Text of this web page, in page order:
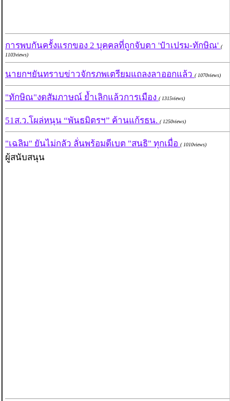
การพบกันครั้งแรกของ 2 บุคคลที่ถูกจับตา 'ป๋าเปรม-ทักษิณ' (
1103views)
นายกฯยันทราบข่าวจักรภพเตรียมแถลงลาออกแล้ว ( 1070views)
"ทักษิณ"งดสัมภาษณ์ ย้ำเลิกแล้วการเมือง ( 1315views)
51ส.ว.โผล่หนุน “พันธมิตรฯ” ค้านแก้รธน. ( 1250views)
"เฉลิม" ยันไม่กลัว ลั่นพร้อมดีเบต "สนธิ" ทุกเมื่อ ( 1010views)
ผู้สนับสนุน